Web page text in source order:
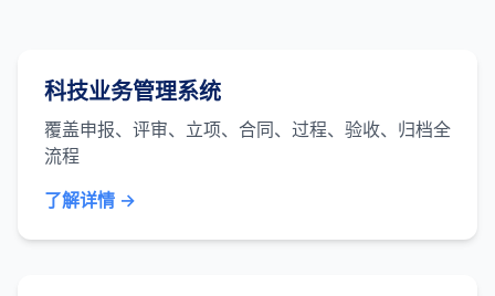
科技业务管理系统
覆盖申报、评审、立项、合同、过程、验收、归档全
流程
了解详情 →